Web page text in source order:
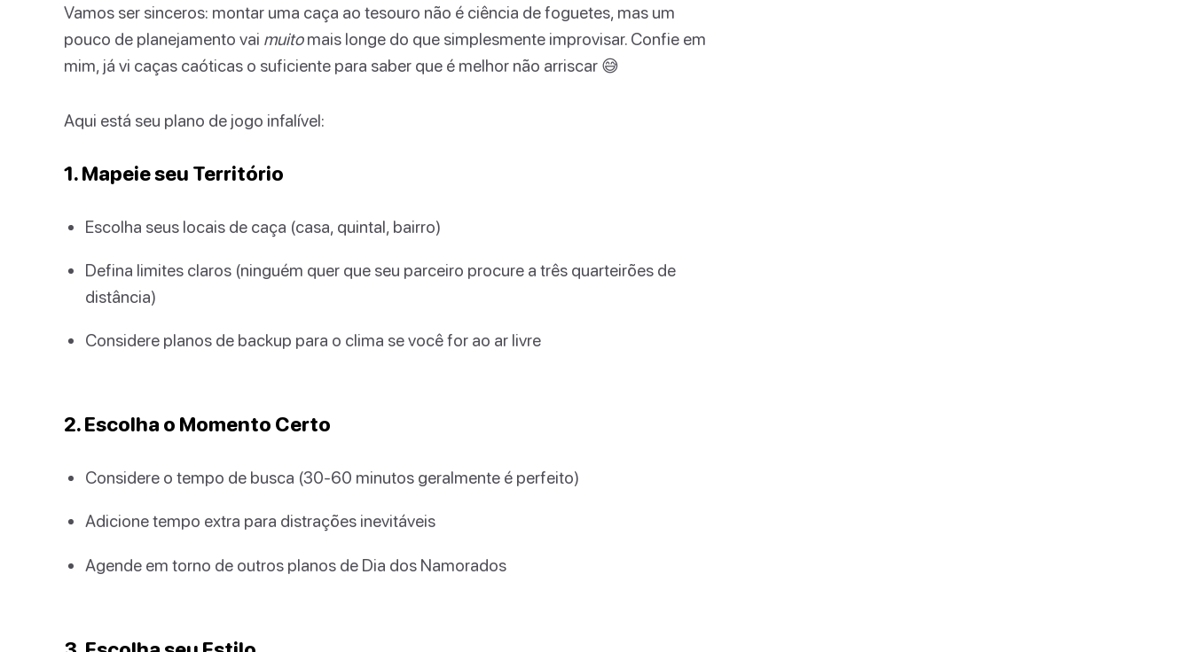
Vamos ser sinceros: montar uma caça ao tesouro não é ciência de foguetes, mas um
pouco de planejamento vai muitomais longe do que simplesmente improvisar. Confie em
mim, já vi caças caóticas o suficiente para saber que é melhor não arriscar 😅
Aqui está seu plano de jogo infalível:
1. Mapeie seu Território
Escolha seus locais de caça (casa, quintal, bairro)
Defina limites claros (ninguém quer que seu parceiro procure a três quarteirões de
distância)
Considere planos de backup para o clima se você for ao ar livre
2. Escolha o Momento Certo
Considere o tempo de busca (30-60 minutos geralmente é perfeito)
Adicione tempo extra para distrações inevitáveis
Agende em torno de outros planos de Dia dos Namorados